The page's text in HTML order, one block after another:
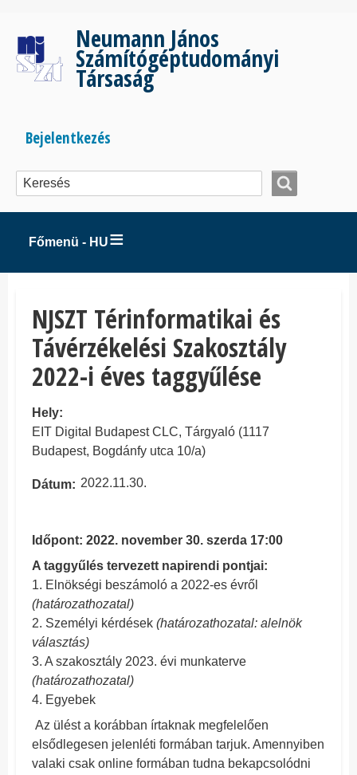
tartalomra
Neumann János
Számítógéptudományi
Társaság
Bejelentkezés
menüje
Bejelentkezés
Főmenü - HU
NJSZT Térinformatikai és
Távérzékelési Szakosztály
2022-i éves taggyűlése
Hely
EIT Digital Budapest CLC, Tárgyaló (1117
Budapest, Bogdánfy utca 10/a)
Dátum 2022.11.30.
Időpont: 2022. november 30. szerda 17:00
A taggyűlés tervezett napirendi pontjai:
1. Elnökségi beszámoló a 2022-es évről
(határozathozatal)
2. Személyi kérdések (határozathozatal: alelnök
választás)
3. A szakosztály 2023. évi munkaterve
(határozathozatal)
4. Egyebek
Az ülést a korábban írtaknak megfelelően
elsődlegesen jelenléti formában tarjuk. Amennyiben
valaki csak online formában tudna bekapcsolódni